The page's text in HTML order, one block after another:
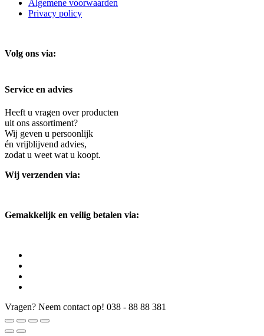
Algemene voorwaarden
Privacy policy
Volg ons via:
Service en advies
Heeft u vragen over producten
uit ons assortiment?
Wij geven u persoonlijk
én vrijblijvend advies,
zodat u weet wat u koopt.
Wij verzenden via:
Gemakkelijk en veilig betalen via:
Vragen? Neem contact op! 038 - 88 88 381